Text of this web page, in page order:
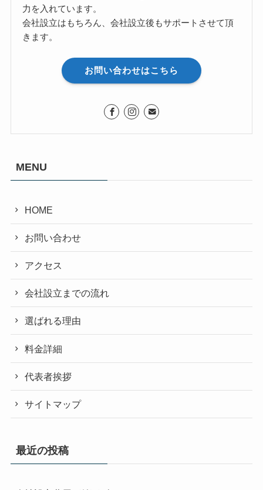
力を入れています。
会社設立はもちろん、会社設立後もサポートさせて頂
きます。
お問い合わせはこちら
MENU
HOME
お問い合わせ
アクセス
会社設立までの流れ
選ばれる理由
料金詳細
代表者挨拶
サイトマップ
最近の投稿